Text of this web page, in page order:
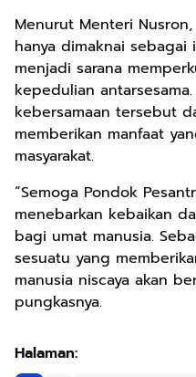
Menurut Menteri
hanya dimaknai
menjadi sarana
kepedulian
kebersamaan tersebut
memberikan manfaat
masyarakat.
“Semoga Pondok
menebarkan kebaikan
bagi umat manusia.
sesuatu yang
manusia niscaya akan
pungkasnya.